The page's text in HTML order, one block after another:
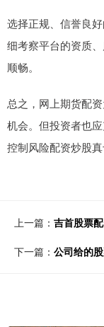
选择正规、信誉良
细考察平台的资质
顺畅。
总之，网上期货配
机会。但投资者也
控制风险配资炒股真
上一篇： 吉首股票
下一篇： 公司给的